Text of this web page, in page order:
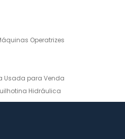
Operatrizes
Usada para Venda
Hidráulica
e Venda